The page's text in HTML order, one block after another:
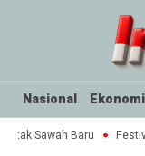
Nasional Ekonomi
Sawah Baru